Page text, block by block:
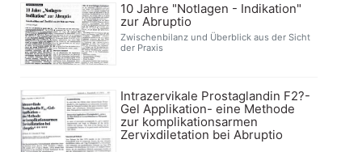
10 Jahre "Notlagen - Indikation"
zur Abruptio
Zwischenbilanz und Überblick aus der Sicht
der Praxis
Intrazervikale Prostaglandin F2?-
Gel Applikation- eine Methode
zur komplikationsarmen
Zervixdiletation bei Abruptio